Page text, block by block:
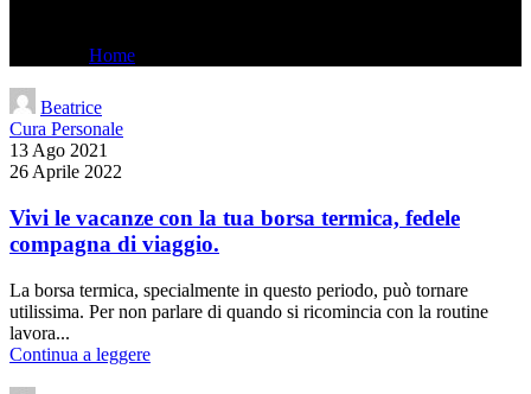
Home
Beatrice
Cura Personale
13 Ago 2021
26 Aprile 2022
Vivi le vacanze con la tua borsa termica, fedele
compagna di viaggio.
La borsa termica, specialmente in questo periodo, può tornare
utilissima. Per non parlare di quando si ricomincia con la routine
lavora...
Continua a leggere